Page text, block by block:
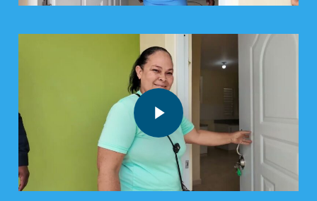
Play Video
Play Video